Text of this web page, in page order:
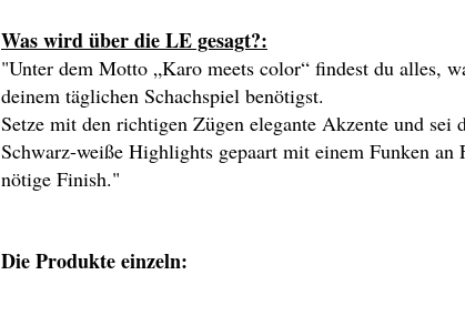
Was wird über die LE gesagt?:
"Unter dem Motto „Karo meets color“ findest du alles,
deinem täglichen Schachspiel benötigst.
Setze mit den richtigen Zügen elegante Akzente und
Schwarz-weiße Highlights gepaart mit einem Funken
nötige Finish."
Die Produkte einzeln: